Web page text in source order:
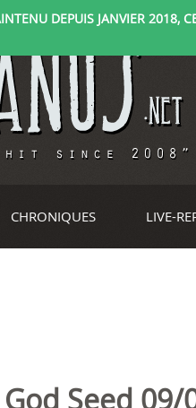
DEPUIS JANVIER 2018,
CHRONIQUES LIVE-
Seed